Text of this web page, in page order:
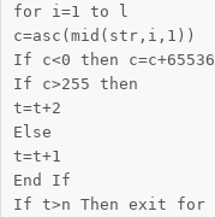
for i=1 to l
c=asc(mid(str,i,1))
If c<0 then c=c+65536
If c>255 then
t=t+2
Else
t=t+1
End If
If t>n Then exit for